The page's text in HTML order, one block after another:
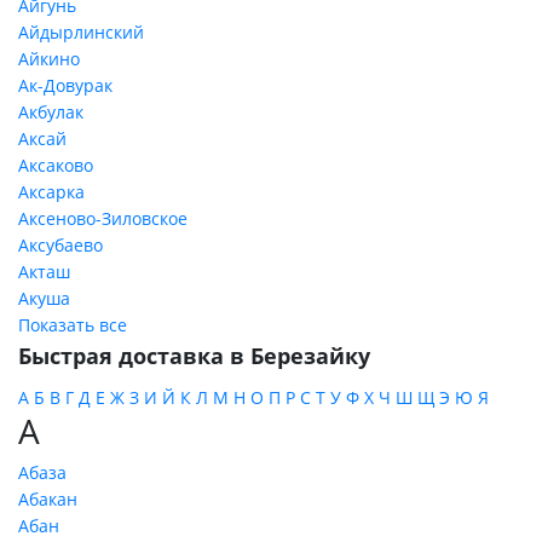
Айгунь
Айдырлинский
Айкино
Ак-Довурак
Акбулак
Аксай
Аксаково
Аксарка
Аксеново-Зиловское
Аксубаево
Акташ
Акуша
Показать все
Быстрая доставка в Березайку
А Б В Г Д Е Ж З И Й К Л М Н О П Р С Т У Ф Х Ч Ш Щ Э Ю Я
А
Абаза
Абакан
Абан